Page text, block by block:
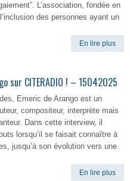
L’association, fondée en
des personnes ayant un
En lire plus
sur CITERADIO ! – 15042025
Emeric de Arango est un
compositeur, interprète mais
Dans cette interview, il
lorsqu’il se faisait connaître à
jusqu’à son évolution vers une
En lire plus